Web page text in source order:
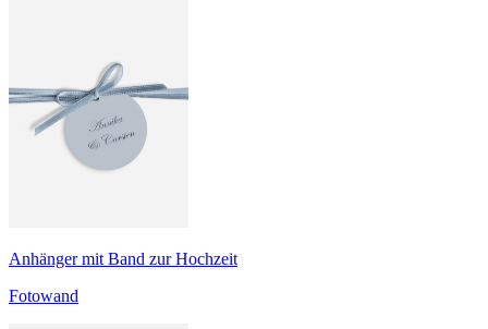
Anhänger mit Band zur Hochzeit
Fotowand